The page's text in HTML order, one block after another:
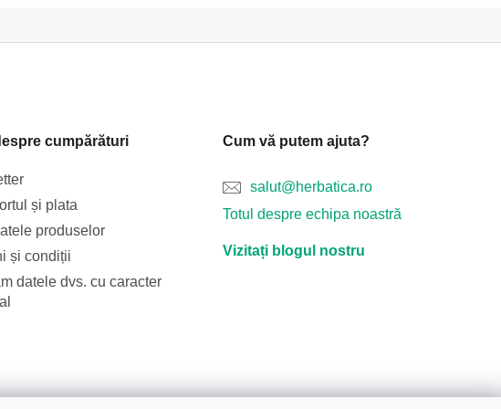
cumpărături
și plata
produselor
și condiții
datele dvs. cu caracter
Cum vă putem ajuta?
salut@herbatica.ro
Totul despre echipa noastră
Vizitați blogul nostru